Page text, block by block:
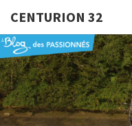
CENTURION 32